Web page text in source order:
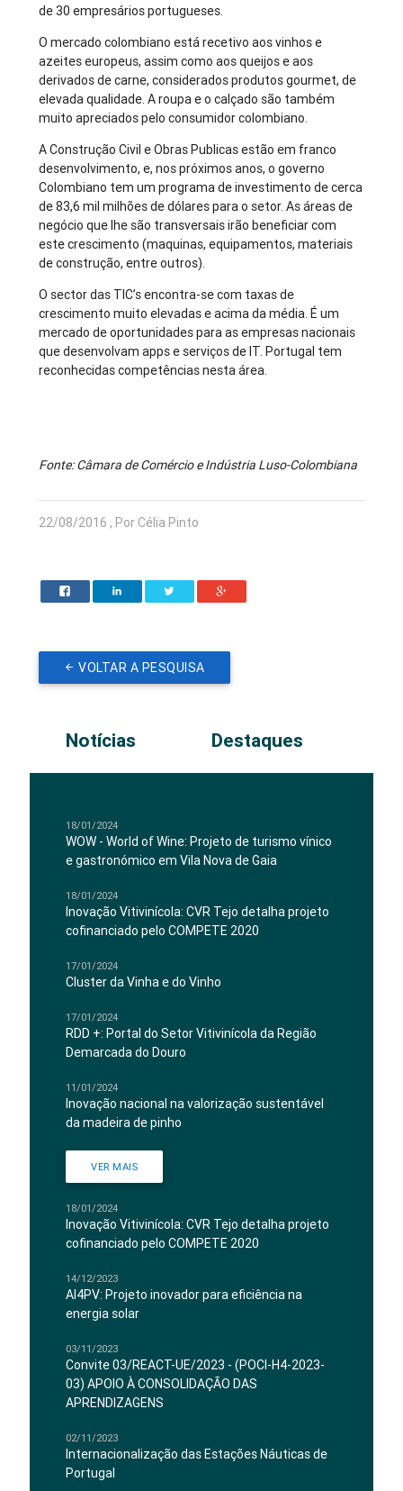
de 30 empresários portugueses.
O mercado colombiano está recetivo aos vinhos e
azeites europeus, assim como aos queijos e aos
derivados de carne, considerados produtos gourmet, de
elevada qualidade. A roupa e o calçado são também
muito apreciados pelo consumidor colombiano.
A Construção Civil e Obras Publicas estão em franco
desenvolvimento, e, nos próximos anos, o governo
Colombiano tem um programa de investimento de cerca
de 83,6 mil milhões de dólares para o setor. As áreas de
negócio que lhe são transversais irão beneficiar com
este crescimento (maquinas, equipamentos, materiais
de construção, entre outros).
O sector das TIC’s encontra-se com taxas de
crescimento muito elevadas e acima da média. É um
mercado de oportunidades para as empresas nacionais
que desenvolvam apps e serviços de IT. Portugal tem
reconhecidas competências nesta área.
Fonte: Câmara de Comércio e Indústria Luso-Colombiana
22/08/2016 , Por Célia Pinto
VOLTAR A PESQUISA
Notícias Destaques
18/01/2024
WOW - World of Wine: Projeto de turismo vínico
e gastronómico em Vila Nova de Gaia
18/01/2024
Inovação Vitivinícola: CVR Tejo detalha projeto
cofinanciado pelo COMPETE 2020
17/01/2024
Cluster da Vinha e do Vinho
17/01/2024
RDD +: Portal do Setor Vitivinícola da Região
Demarcada do Douro
11/01/2024
Inovação nacional na valorização sustentável
da madeira de pinho
VER MAIS
18/01/2024
Inovação Vitivinícola: CVR Tejo detalha projeto
cofinanciado pelo COMPETE 2020
14/12/2023
AI4PV: Projeto inovador para eficiência na
energia solar
03/11/2023
Convite 03/REACT-UE/2023 - (POCI-H4-2023-
03) APOIO À CONSOLIDAÇÃO DAS
APRENDIZAGENS
02/11/2023
Internacionalização das Estações Náuticas de
Portugal